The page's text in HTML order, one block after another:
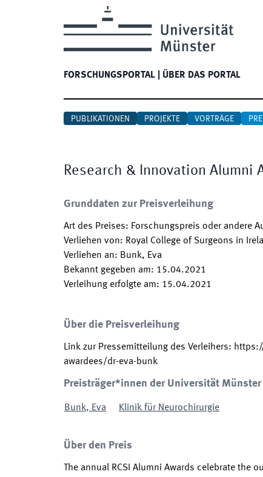
FORSCHUNGSPORTAL ÜBER DAS PORTAL
PUBLIKATIONEN PROJEKTE VORTRÄGE
Research & Innovation Alumni
Grunddaten zur Preisverleihung
Art des Preises: Forschungspreis oder andere
Verliehen von: Royal College of Surgeons in
Verliehen an: Bunk, Eva
Bekannt gegeben am: 15.04.2021
Verleihung erfolgte am: 15.04.2021
Über die Preisverleihung
Link zur Pressemitteilung des Verleihers:
awardees/dr-eva-bunk
Preisträger*innen der Universität Münster
Bunk, Eva Klinik für Neurochirurgie
Über den Preis
The annual RCSI Alumni Awards celebrate the